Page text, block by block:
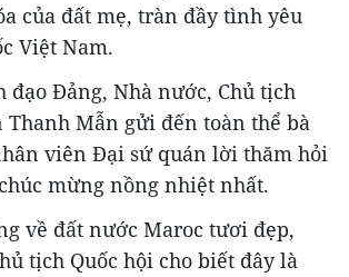
của đất mẹ, tràn đầy tình yêu
Việt Nam.
đạo Đảng, Nhà nước, Chủ tịch
Thanh Mẫn gửi đến toàn thể bà
viên Đại sứ quán lời thăm hỏi
mừng nồng nhiệt nhất.
về đất nước Maroc tươi đẹp,
tịch Quốc hội cho biết đây là